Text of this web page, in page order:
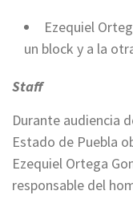
Ezequiel
un block y a la
Staff
Durante audiencia
Estado de Puebla
Ezequiel Ortega
responsable del